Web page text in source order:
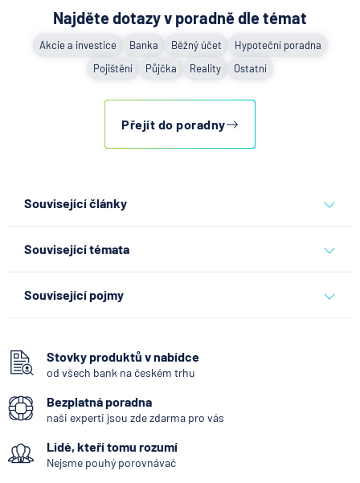
Najděte dotazy v poradně dle témat
Akcie a investice Banka Běžný účet
Hypoteční poradna
Pojištění
Půjčka Reality Ostatní
Přejít do poradny
Související články
triky bankovních
podvodníků
Související témata
Související pojmy
Osobní bankrot
Bytový dům
Půda zemědělská
Nemovitost
Nová hodnota
Stovky produktů v nabídce
od všech bank na českém trhu
Bezplatná poradna
naši experti jsou zde zdarma pro vás
Lidé, kteří tomu rozumí
Nejsme pouhý porovnávač